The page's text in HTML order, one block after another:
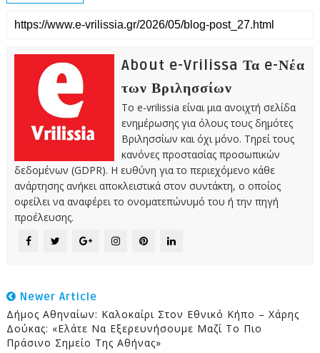
About e-Vrilissa Τα e-Νέα
των Βριλησσίων
Το e-vrilissia είναι μια ανοιχτή σελίδα
ενημέρωσης για όλους τους δημότες
Βριλησσίων και όχι μόνο. Τηρεί τους
κανόνες προστασίας προσωπικών
δεδομένων (GDPR). Η ευθύνη για το περιεχόμενο κάθε
ανάρτησης ανήκει αποκλειστικά στον συντάκτη, ο οποίος
οφείλει να αναφέρει το ονοματεπώνυμό του ή την πηγή
προέλευσης.
Newer Article
Δήμος Αθηναίων: Καλοκαίρι Στον Εθνικό Κήπο – Χάρης
Δούκας: «Ελάτε Να Εξερευνήσουμε Μαζί Το Πιο
Πράσινο Σημείο Της Αθήνας»